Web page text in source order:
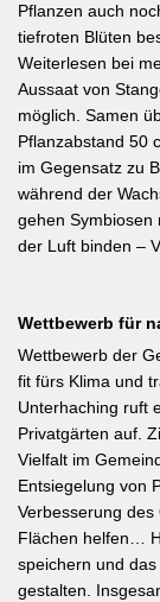
Pflanzen auch
tiefroten Blüten
Weiterlesen bei
Aussaat von
möglich. Samen
Pflanzabstand 50
im Gegensatz zu
während der
gehen Symbiosen
der Luft binden –
Wettbewerb für
Wettbewerb der
fit fürs Klima und
Unterhaching ruft
Privatgärten auf.
Vielfalt im
Entsiegelung von
Verbesserung
Flächen helfen…
speichern und
gestalten.